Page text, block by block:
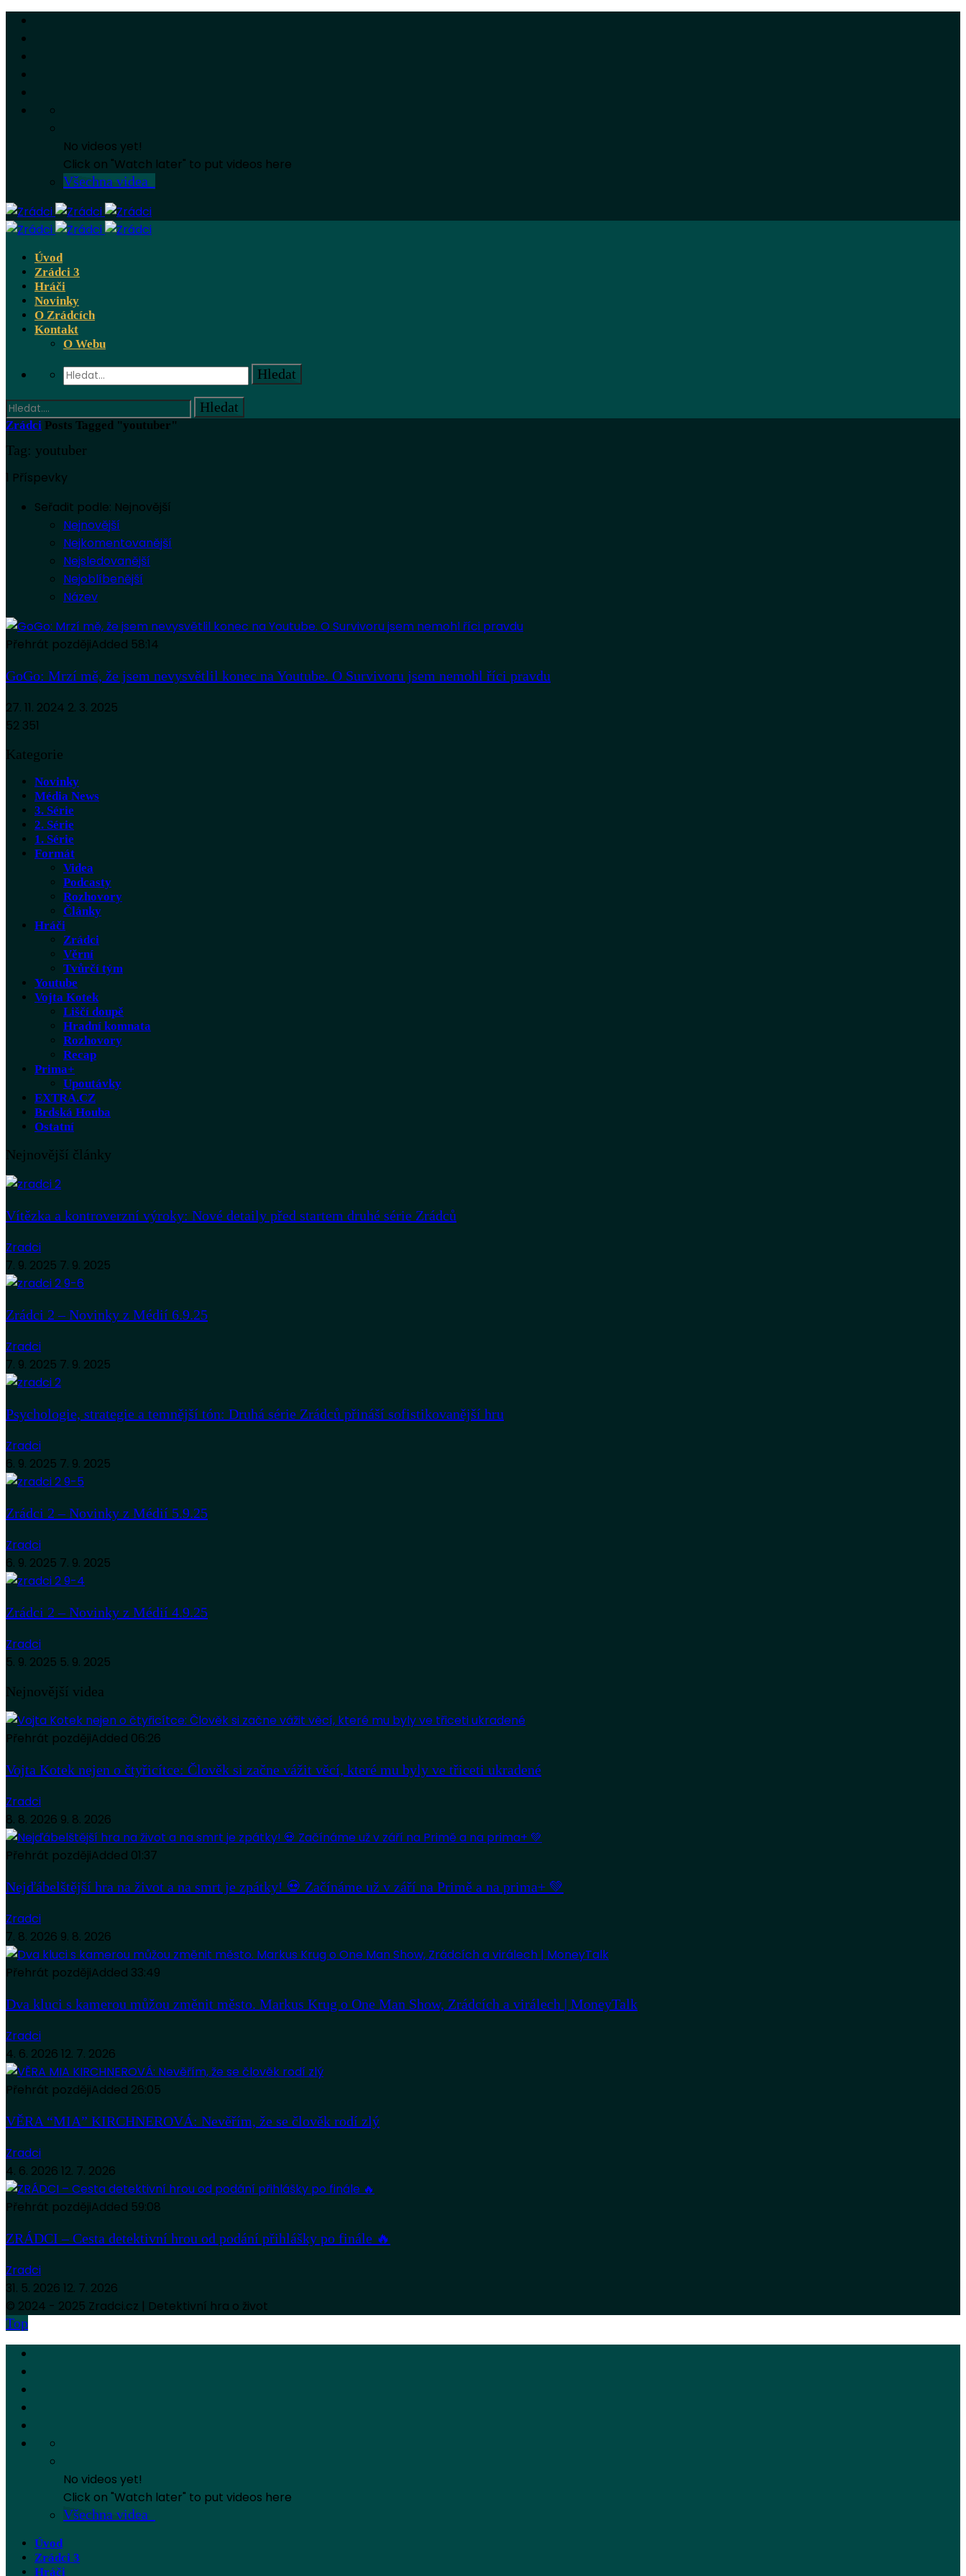
No videos yet!
Click on "Watch later" to put videos here
Všechna videa
Úvod
Zrádci 3
Hráči
Novinky
O Zrádcích
Kontakt
O Webu
Zrádci Posts Tagged "youtuber"
Tag: youtuber
1 Příspevky
Seřadit podle: Nejnovější
Nejnovější
Nejkomentovanější
Nejsledovanější
Nejoblíbenější
Název
Přehrát pozdějiAdded 58:14
GoGo: Mrzí mě, že jsem nevysvětlil konec na Youtube. O Survivoru jsem nemohl říci pravdu
27. 11. 2024 2. 3. 2025
52 351
Kategorie
Novinky
Média News
3. Série
2. Série
1. Série
Formát
Videa
Podcasty
Rozhovory
Články
Hráči
Zrádci
Věrní
Tvůrčí tým
Youtube
Vojta Kotek
Liščí doupě
Hradní komnata
Rozhovory
Recap
Prima+
Upoutávky
EXTRA.CZ
Brdská Houba
Ostatní
Nejnovější články
Vítězka a kontroverzní výroky: Nové detaily před startem druhé série Zrádců
Zradci
7. 9. 2025 7. 9. 2025
Zrádci 2 – Novinky z Médií 6.9.25
Zradci
7. 9. 2025 7. 9. 2025
Psychologie, strategie a temnější tón: Druhá série Zrádců přináší sofistikovanější hru
Zradci
6. 9. 2025 7. 9. 2025
Zrádci 2 – Novinky z Médií 5.9.25
Zradci
6. 9. 2025 7. 9. 2025
Zrádci 2 – Novinky z Médií 4.9.25
Zradci
5. 9. 2025 5. 9. 2025
Nejnovější videa
Přehrát pozdějiAdded 06:26
Vojta Kotek nejen o čtyřicítce: Člověk si začne vážit věcí, které mu byly ve třiceti ukradené
Zradci
8. 8. 2026 9. 8. 2026
Přehrát pozdějiAdded 01:37
Nejďábelštější hra na život a na smrt je zpátky! 💀 Začínáme už v září na Primě a na prima+ 💚
Zradci
7. 8. 2026 9. 8. 2026
Přehrát pozdějiAdded 33:49
Dva kluci s kamerou můžou změnit město. Markus Krug o One Man Show, Zrádcích a virálech | MoneyTalk
Zradci
4. 6. 2026 12. 7. 2026
Přehrát pozdějiAdded 26:05
VĚRA “MIA” KIRCHNEROVÁ: Nevěřím, že se člověk rodí zlý
Zradci
4. 6. 2026 12. 7. 2026
Přehrát pozdějiAdded 59:08
ZRÁDCI – Cesta detektivní hrou od podání přihlášky po finále 🔥
Zradci
31. 5. 2026 12. 7. 2026
© 2024 - 2025 Zradci.cz | Detektivní hra o život
Top
No videos yet!
Click on "Watch later" to put videos here
Všechna videa
Úvod
Zrádci 3
Hráči